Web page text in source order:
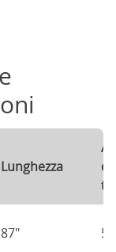
Lunghezza
87"